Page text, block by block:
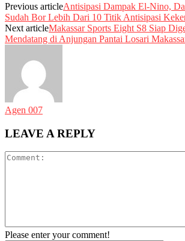
Previous articleAntisipasi Dampak El-Nino,
Sudah Bor Lebih Dari 10 Titik Antisipasi
Next articleMakassar Sports Eight S8 Siap
Mendatang di Anjungan Pantai Losari
Agen 007
LEAVE A REPLY
Please enter your comment!